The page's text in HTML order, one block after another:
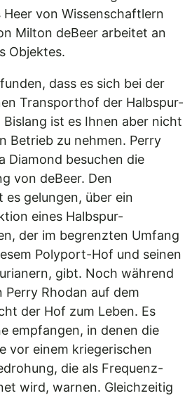
Heer von Wissenschaftlern
Milton deBeer arbeitet an
Objektes.
dass es sich bei der
Transporthof der Halbspur-
ist es Ihnen aber nicht
Betrieb zu nehmen. Perry
Diamond besuchen die
von deBeer. Den
gelungen, über ein
eines Halbspur-
der im begrenzten Umfang
Polyport-Hof und seinen
gibt. Noch während
Rhodan auf dem
der Hof zum Leben. Es
empfangen, in denen die
vor einem kriegerischen
die als Frequenz-
wird, warnen. Gleichzeitig